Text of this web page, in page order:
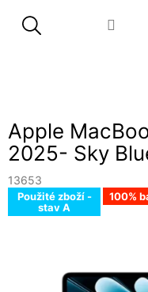
Apple
2025- Sky
13653
Použité zboží -
stav A
100%